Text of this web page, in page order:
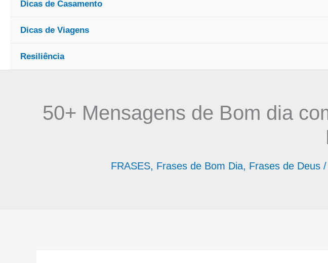
Dicas de Casamento
Dicas de Viagens
Resiliência
50+ Mensagens de Bom dia
FRASES, Frases de Bom Dia, Frases de Deus /